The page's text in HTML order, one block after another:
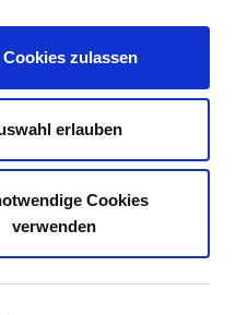
zulassen
erlauben
Cookies
verwenden
MEINUNG